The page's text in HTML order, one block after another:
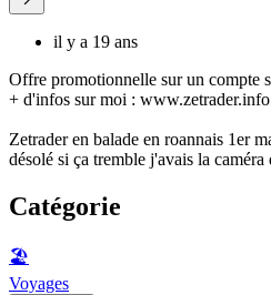
il y a 19 ans
Offre promotionnelle sur un compte
+ d'infos sur moi : www.zetrader.info
Zetrader en balade en roannais 1er
désolé si ça tremble j'avais la
Catégorie
🏖
Voyages